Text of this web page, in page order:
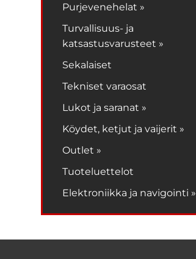
Purjevenehelat »
Turvallisuus- ja
katsastusvarusteet »
Sekalaiset
Tekniset varaosat
Lukot ja saranat »
Köydet, ketjut ja vaijerit »
Outlet »
Tuoteluettelot
Elektroniikka ja navigointi »